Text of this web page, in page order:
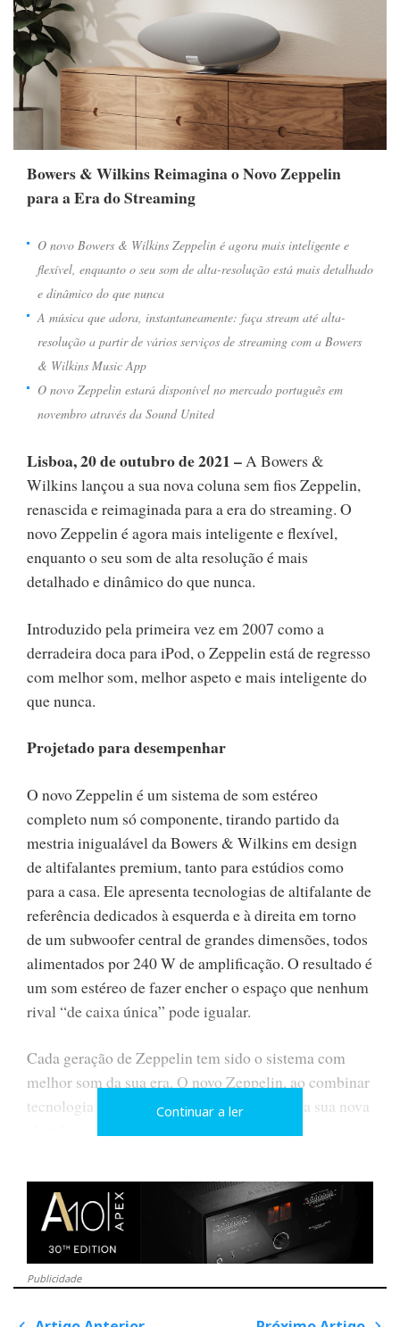
Bowers & Wilkins Reimagina o Novo Zeppelin
para a Era do Streaming
O novo Bowers & Wilkins Zeppelin é agora mais inteligente e
flexível, enquanto o seu som de alta-resolução está mais detalhado
e dinâmico do que nunca
A música que adora, instantaneamente: faça stream até alta-
resolução a partir de vários serviços de streaming com a Bowers
& Wilkins Music App
O novo Zeppelin estará disponível no mercado português em
novembro através da Sound United
Lisboa, 20 de outubro de 2021 –A Bowers &
Wilkins lançou a sua nova coluna sem fios Zeppelin,
renascida e reimaginada para a era do streaming. O
novo Zeppelin é agora mais inteligente e flexível,
enquanto o seu som de alta resolução é mais
detalhado e dinâmico do que nunca.
Introduzido pela primeira vez em 2007 como a
derradeira doca para iPod, o Zeppelin está de regresso
com melhor som, melhor aspeto e mais inteligente do
que nunca.
Projetado para desempenhar
O novo Zeppelin é um sistema de som estéreo
completo num só componente, tirando partido da
mestria inigualável da Bowers & Wilkins em design
de altifalantes premium, tanto para estúdios como
para a casa. Ele apresenta tecnologias de altifalante de
referência dedicados à esquerda e à direita em torno
de um subwoofer central de grandes dimensões, todos
alimentados por 240 W de amplificação. O resultado é
um som estéreo de fazer encher o espaço que nenhum
rival “de caixa única” pode igualar.
Cada geração de Zeppelin tem sido o sistema com
melhor som da sua era. O novo Zeppelin, ao combinar
tecnologia de altifalantes comprovada com a sua nova
é um desempenho musical excecional, seja a partir de
uma fonte ligada sem fios ou através de um serviço de
streaming.
Design distinto e inovador
Continuar a ler
Publicidade